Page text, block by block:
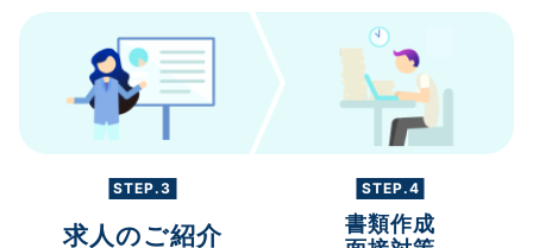
STEP.3
求人のご紹介
STEP.4
書類作成